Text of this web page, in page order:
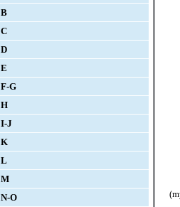
B
C
D
E
F-G
H
I-J
K
L
M
N-O